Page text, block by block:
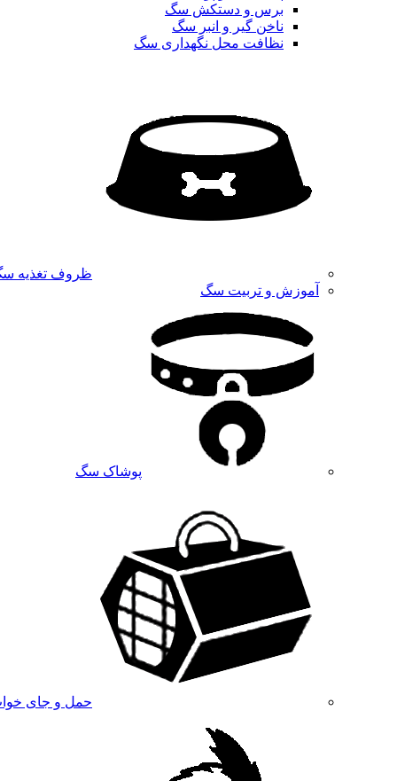
برس و دستکش سگ
ناخن گیر و انبر سگ
نظافت محل نگهداری سگ
ظروف تغذیه
آموزش و تربیت سگ
پوشاک سگ
حمل و جای